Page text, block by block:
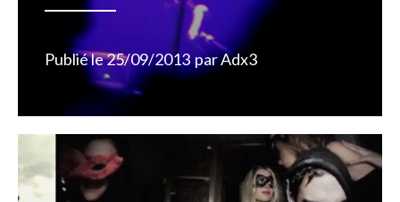
Publié le25/09/2013 parAdx3